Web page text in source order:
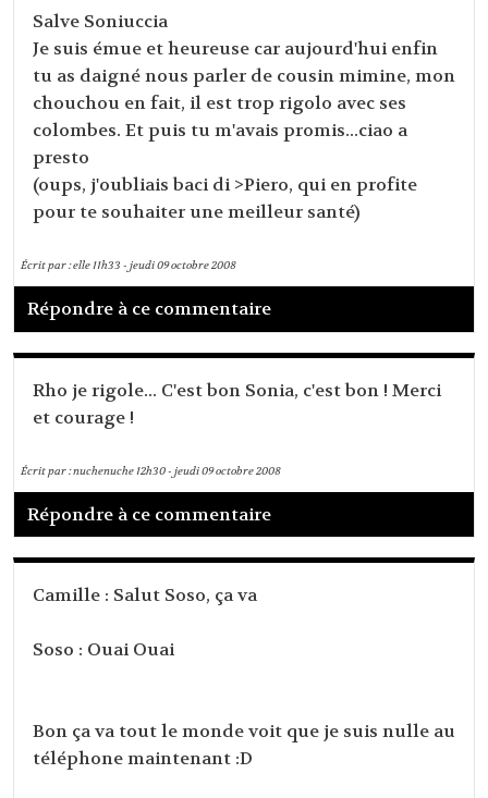
Salve Soniuccia
Je suis émue et heureuse car aujourd'hui enfin
tu as daigné nous parler de cousin mimine, mon
chouchou en fait, il est trop rigolo avec ses
colombes. Et puis tu m'avais promis...ciao a
presto
(oups, j'oubliais baci di >Piero, qui en profite
pour te souhaiter une meilleur santé)
Écrit par :elle11h33 -jeudi 09octobre 2008
Répondre à ce commentaire
Rho je rigole... C'est bon Sonia, c'est bon ! Merci
et courage !
Écrit par :nuchenuche 12h30-jeudi 09octobre 2008
Répondre à ce commentaire
Camille : Salut Soso, ça va
Soso : Ouai Ouai
Bon ça va tout le monde voit que je suis nulle au
téléphone maintenant :D